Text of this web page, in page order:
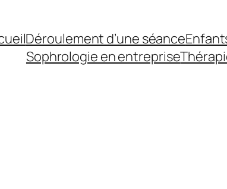
Déroulement d’une séance
Sophrologie en entreprise